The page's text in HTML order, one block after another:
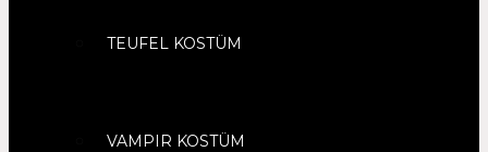
TEUFEL KOSTÜM
VAMPIR KOSTÜM